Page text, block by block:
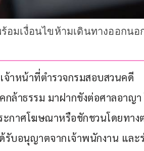
เงื่อนไขห้ามเดินทางออกนอ
าหน้าที่ตำรวจกรมสอบสวนคดี
ล้าธรรม มาฝากขังต่อศาลอาญา
กาศโฆษณาหรือชักชวนโดยทาง
รับอนุญาตจากเจ้าพนักงาน และ